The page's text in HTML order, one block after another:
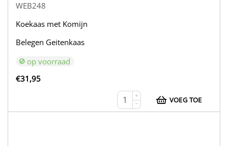
WEB248
Koekaas met Komijn
Belegen Geitenkaas
op voorraad
€31,95
+
−
VOEG TOE